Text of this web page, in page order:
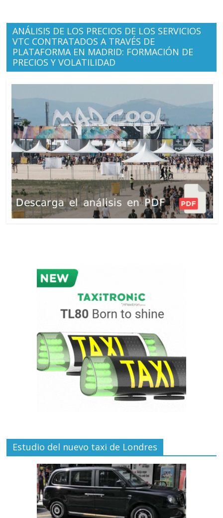
ANÁLISIS DE LOS PRECIOS DE LOS SERVICIOS
VTC CONTRATADOS A TRAVÉS DE
PLATAFORMA EN MADRID: FORMACIÓN DE
PRECIOS Y VOLATILIDAD
Estudio del nuevo taxi de Londres